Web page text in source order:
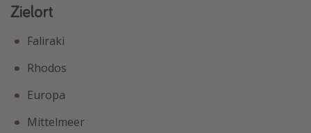
Zielort
Faliraki
Rhodos
Europa
Mittelmeer